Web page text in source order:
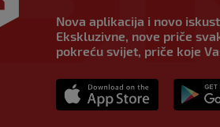
Nova aplikacija i novo
Ekskluzivne, nove priče
pokreću svijet, priče koje